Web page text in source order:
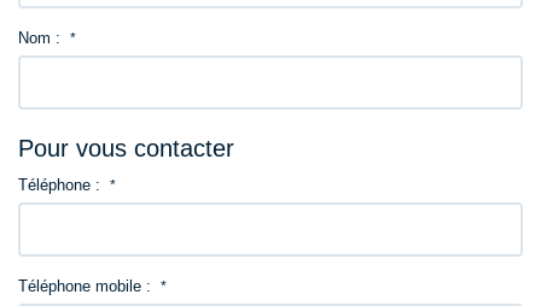
Nom : *
Pour vous contacter
Téléphone : *
Téléphone mobile : *